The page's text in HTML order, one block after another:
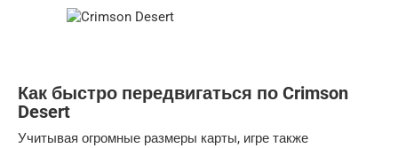
Как быстро передвигаться по Crimson
Desert
Учитывая огромные размеры карты, игре также